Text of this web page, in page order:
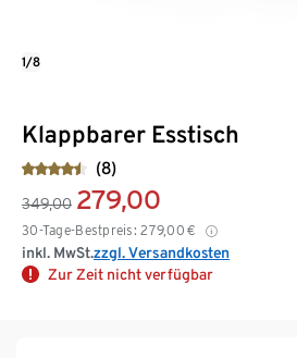
Klappbarer Esstisch
(8)
349,00 279,00
30-Tage-Bestpreis: 279,00 €
inkl. MwSt.zzgl. Versandkosten
Zur Zeit nicht verfügbar
1/8